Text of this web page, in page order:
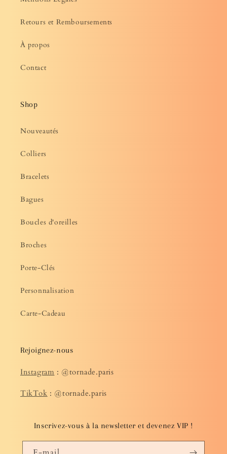
Retours et Remboursements
À propos
Contact
Shop
Nouveautés
Colliers
Bracelets
Bagues
Boucles d'oreilles
Broches
Porte-Clés
Personnalisation
Carte-Cadeau
Rejoignez-nous
Instagram : @tornade.paris
TikTok : @tornade.paris
Inscrivez-vous à la newsletter et devenez VIP !